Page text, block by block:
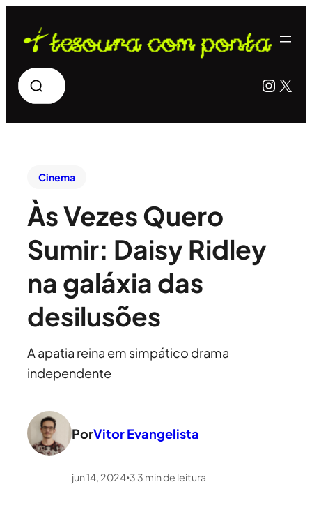
Pesquisar X
Cinema
Às Vezes Quero
Sumir: Daisy Ridley
na galáxia das
desilusões
A apatia reina em simpático drama
independente
PorVitor Evangelista
jun 14, 2024•3 3 min de leitura